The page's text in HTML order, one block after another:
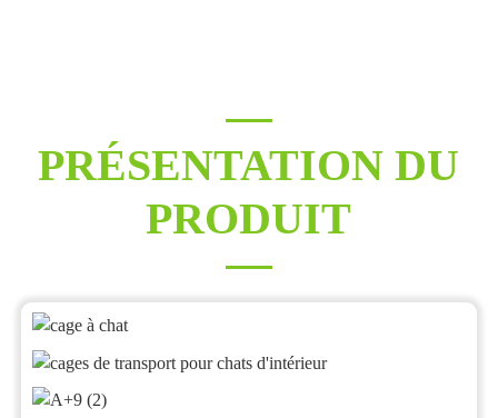
PRÉSENTATION DU
PRODUIT